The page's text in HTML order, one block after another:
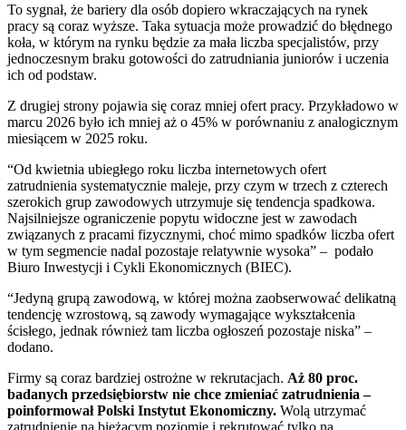
To sygnał, że bariery dla osób dopiero wkraczających na rynek
pracy są coraz wyższe. Taka sytuacja może prowadzić do błędnego
koła, w którym na rynku będzie za mała liczba specjalistów, przy
jednoczesnym braku gotowości do zatrudniania juniorów i uczenia
ich od podstaw.
Z drugiej strony pojawia się coraz mniej ofert pracy. Przykładowo w
marcu 2026 było ich mniej aż o 45% w porównaniu z analogicznym
miesiącem w 2025 roku.
“Od kwietnia ubiegłego roku liczba internetowych ofert
zatrudnienia systematycznie maleje, przy czym w trzech z czterech
szerokich grup zawodowych utrzymuje się tendencja spadkowa.
Najsilniejsze ograniczenie popytu widoczne jest w zawodach
związanych z pracami fizycznymi, choć mimo spadków liczba ofert
w tym segmencie nadal pozostaje relatywnie wysoka” – podało
Biuro Inwestycji i Cykli Ekonomicznych (BIEC).
“Jedyną grupą zawodową, w której można zaobserwować delikatną
tendencję wzrostową, są zawody wymagające wykształcenia
ścisłego, jednak również tam liczba ogłoszeń pozostaje niska” –
dodano.
Firmy są coraz bardziej ostrożne w rekrutacjach. Aż 80 proc.
badanych przedsiębiorstw nie chce zmieniać zatrudnienia –
poinformował Polski Instytut Ekonomiczny. Wolą utrzymać
zatrudnienie na bieżącym poziomie i rekrutować tylko na